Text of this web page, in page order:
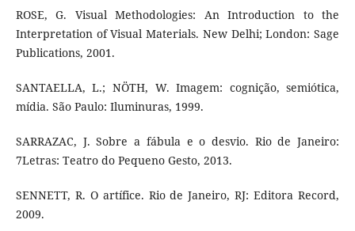
ROSE, G. Visual Methodologies: An Introduction to the
Interpretation of Visual Materials. New Delhi; London: Sage
Publications, 2001.
SANTAELLA, L.; NÖTH, W. Imagem: cognição, semiótica,
mídia. São Paulo: Iluminuras, 1999.
SARRAZAC, J. Sobre a fábula e o desvio. Rio de Janeiro:
7Letras: Teatro do Pequeno Gesto, 2013.
SENNETT, R. O artífice. Rio de Janeiro, RJ: Editora Record,
2009.